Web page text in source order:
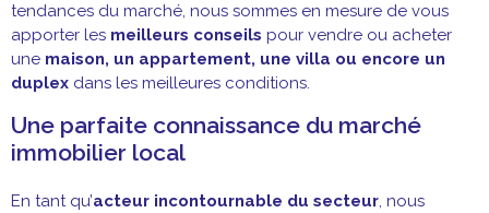
tendances du marché, nous sommes en mesure de vous
apporter les meilleurs conseils pour vendre ou acheter
une maison, un appartement, une villa ou encore un
duplex dans les meilleures conditions.
Une parfaite connaissance du marché
immobilier local
En tant qu’acteur incontournable du secteur, nous